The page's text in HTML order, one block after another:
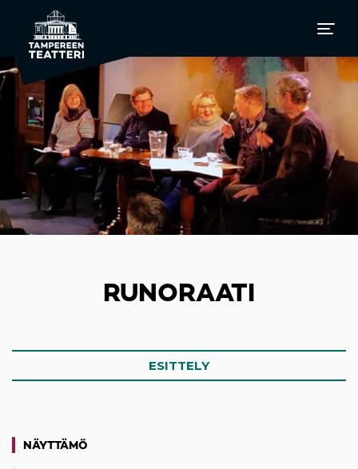
RUNORAATI
ESITTELY
NÄYTTÄMÖ